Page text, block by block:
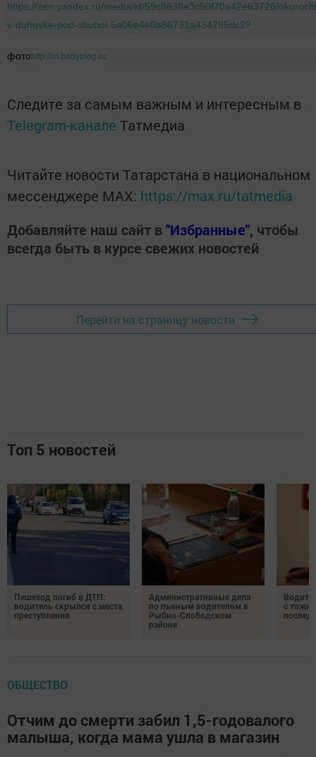
https://zen.yandex.ru/media/id/59c8838a3c50f70a42e63726/
v-duhovke-pod-shuboi-5a06e4e0a86731a434795dc2?
фото http://m.babyblog.ru
Следите за самым важным и интересным в
Telegram-канале Татмедиа
Читайте новости Татарстана в национальном
мессенджере MАХ: https://max.ru/tatmedia
Добавляйте наш сайт в"Избранные", чтобы
всегда быть в курсе свежих новостей
Перейти на страницу новости
Топ 5 новостей
Пешеход погиб в ДТП:
водитель скрылся с места
преступления
Административные дела
по пьяным водителям в
Рыбно-Слободском
районе
с
ОБЩЕСТВО
Отчим до смерти забил 1,5-годовалого
малыша, когда мама ушла в магазин